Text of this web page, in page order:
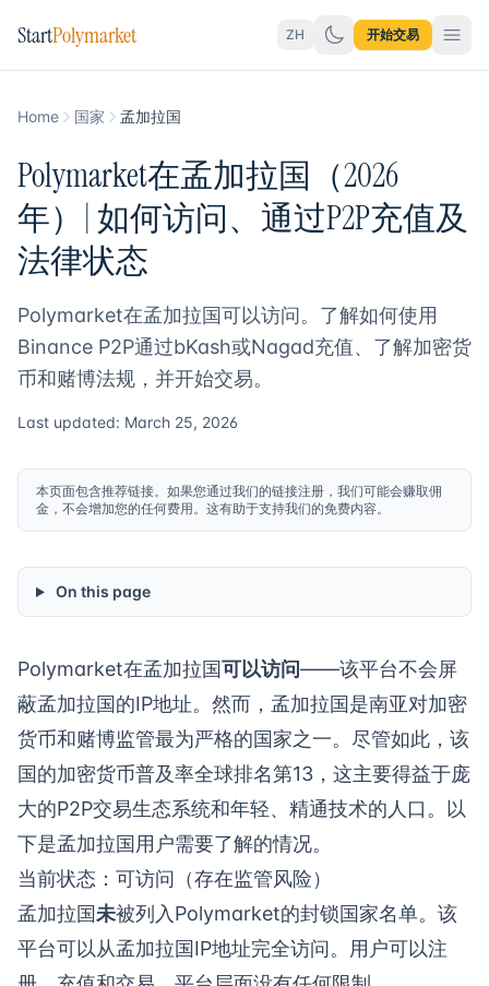
StartPolymarket ZH 开始交易
Home 国家 孟加拉国
Polymarket在孟加拉国（2026
年）| 如何访问、通过P2P充值及
法律状态
Polymarket在孟加拉国可以访问。了解如何使用
Binance P2P通过bKash或Nagad充值、了解加密货
币和赌博法规，并开始交易。
Last updated: March 25, 2026
本页面包含推荐链接。如果您通过我们的链接注册，我们可能会赚取佣
金，不会增加您的任何费用。这有助于支持我们的免费内容。
On this page
Polymarket在孟加拉国可以访问——该平台不会屏
蔽孟加拉国的IP地址。然而，孟加拉国是南亚对加密
货币和赌博监管最为严格的国家之一。尽管如此，该
国的加密货币普及率全球排名第13，这主要得益于庞
大的P2P交易生态系统和年轻、精通技术的人口。以
下是孟加拉国用户需要了解的情况。
当前状态：可访问（存在监管风险）
孟加拉国未被列入Polymarket的封锁国家名单。该
平台可以从孟加拉国IP地址完全访问。用户可以注